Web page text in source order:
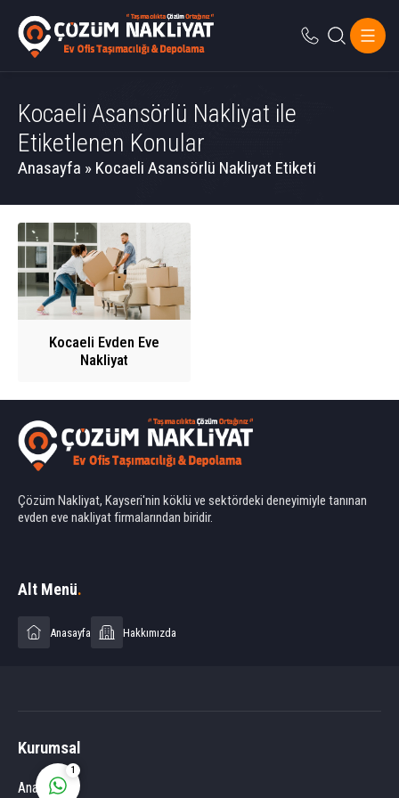
Kocaeli Asansörlü Nakliyat ile
Etiketlenen Konular
Anasayfa » Kocaeli Asansörlü Nakliyat Etiketi
Kocaeli Evden Eve
Nakliyat
Çözüm Nakliyat, Kayseri'nin köklü ve sektördeki deneyimiyle tanınan
evden eve nakliyat firmalarından biridir.
Alt Menü.
Anasayfa Hakkımızda
Kurumsal
Anasayfa
1